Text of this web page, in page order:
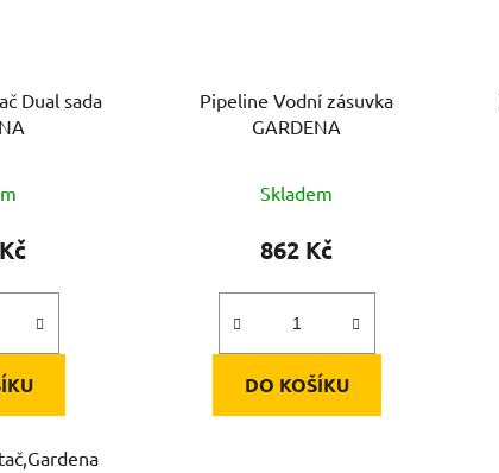
Dual sada
Pipeline Vodní zásuvka
GARDENA
Skladem
862 Kč
DO KOŠÍKU